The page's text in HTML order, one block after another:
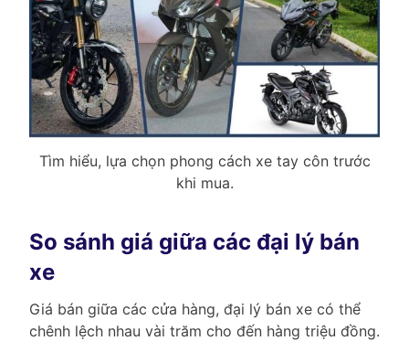
Tìm hiểu, lựa chọn phong cách xe tay côn trước
khi mua.
So sánh giá giữa các đại lý bán
xe
Giá bán giữa các cửa hàng, đại lý bán xe có thể
chênh lệch nhau vài trăm cho đến hàng triệu đồng.